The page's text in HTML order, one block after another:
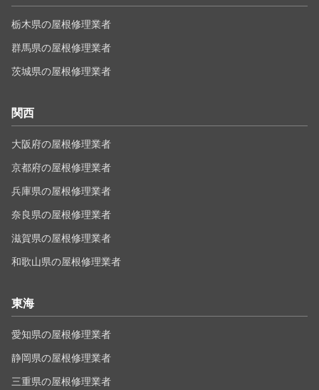
栃木県の屋根修理業者
群馬県の屋根修理業者
茨城県の屋根修理業者
関西
大阪府の屋根修理業者
京都府の屋根修理業者
兵庫県の屋根修理業者
奈良県の屋根修理業者
滋賀県の屋根修理業者
和歌山県の屋根修理業者
東海
愛知県の屋根修理業者
静岡県の屋根修理業者
三重県の屋根修理業者